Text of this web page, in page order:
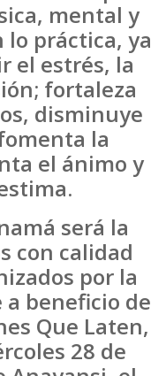
mental y
lo práctica, ya
el estrés, la
fortaleza
disminuye
la
el ánimo y
será la
con calidad
por la
beneficio de
Que Laten,
28 de